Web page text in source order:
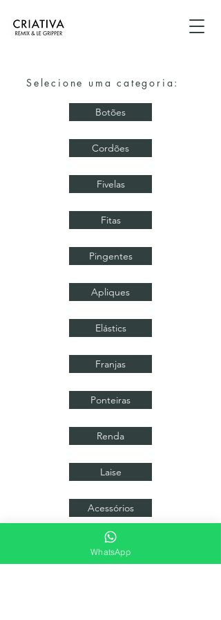
Selecione uma categoria:
Botões
Cordões
Fivelas
Fitas
Pingentes
Apliques
Elástics
Franjas
Ponteiras
Renda
Laise
Acessórios
WhatsApp